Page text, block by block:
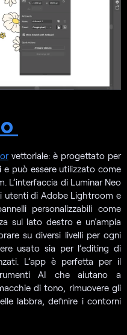
vettoriale: è progettato per
può essere utilizzato come
L’interfaccia di Luminar Neo
utenti di Adobe Lightroom e
personalizzabili come
sul lato destro e un’ampia
su diversi livelli per ogni
usato sia per l’editing di
L’app è perfetta per il
AI che aiutano a
di tono, rimuovere gli
labbra, definire i contorni